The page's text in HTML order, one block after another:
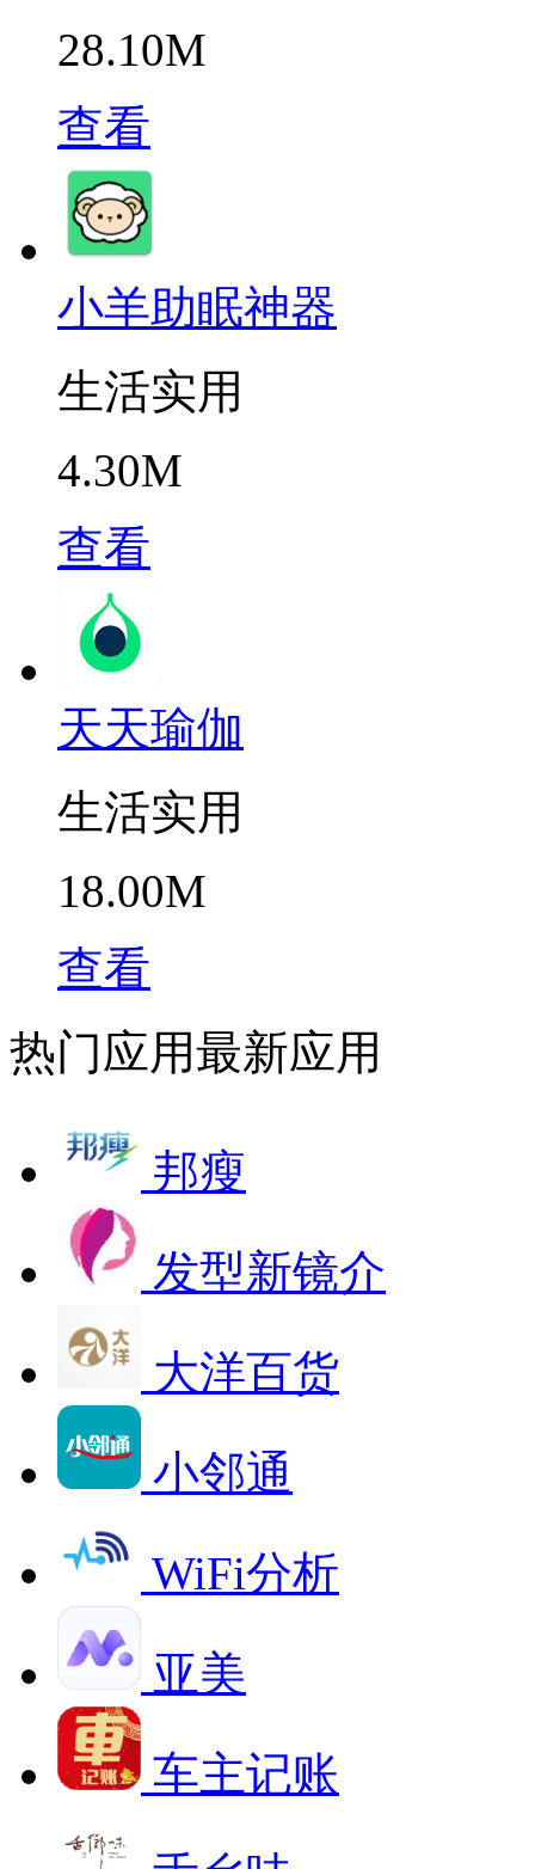
28.10M
查看
小羊助眠神器
生活实用
4.30M
查看
天天瑜伽
生活实用
18.00M
查看
热门应用最新应用
邦瘦
发型新镜介
大洋百货
小邻通
WiFi分析
亚美
车主记账